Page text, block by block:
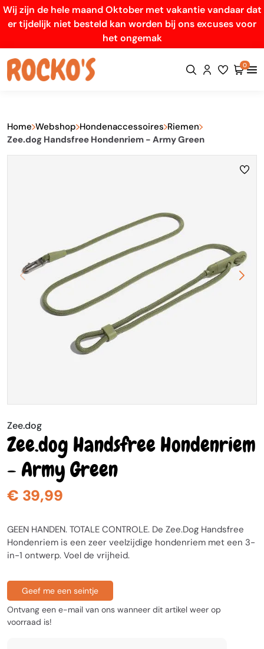
Wij zijn de hele maand Oktober met vakantie vandaar dat
er tijdelijk niet besteld kan worden bij ons excuses voor
het ongemak
0
Home Webshop Hondenaccessoires Riemen
Zee.dog Handsfree Hondenriem - Army Green
Zee.dog
Zee.dog Handsfree Hondenriem
- Army Green
€ 39,99
GEEN HANDEN. TOTALE CONTROLE. De Zee.Dog Handsfree
Hondenriem is een zeer veelzijdige hondenriem met een 3-
in-1 ontwerp. Voel de vrijheid.
Geef me een seintje
Ontvang een e-mail van ons wanneer dit artikel weer op
voorraad is!